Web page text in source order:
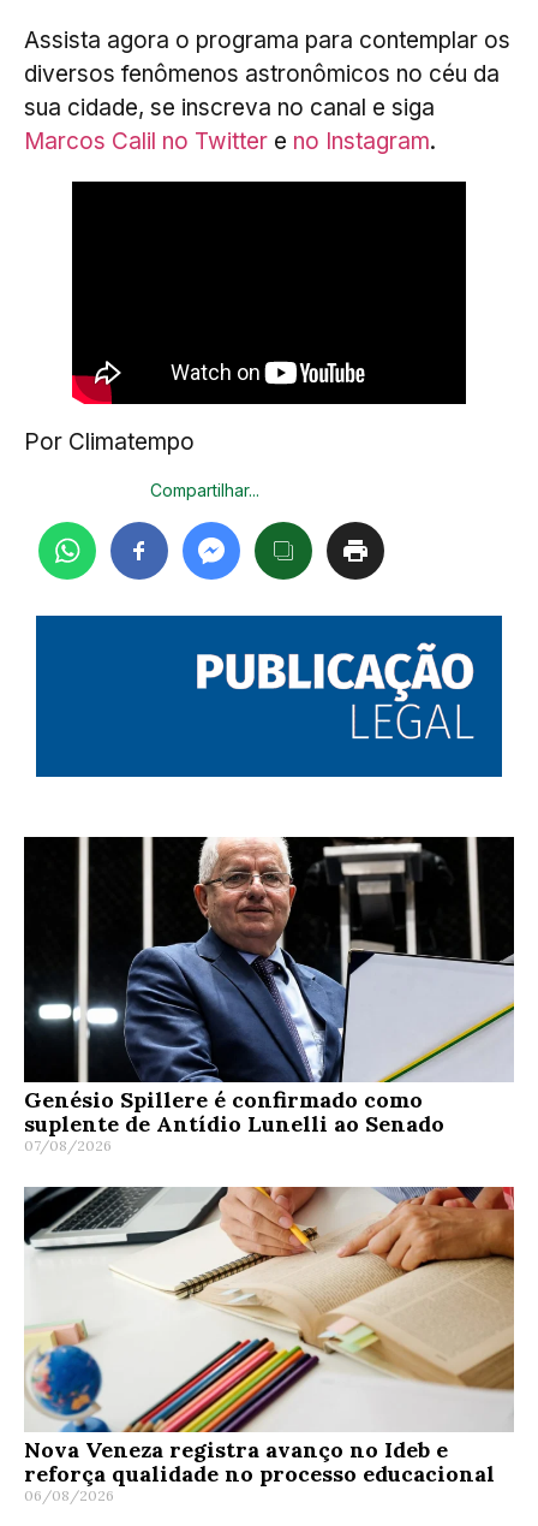
Assista agora o programa para contemplar os
diversos fenômenos astronômicos no céu da
sua cidade, se inscreva no canal e siga
Marcos Calil no Twitter e no Instagram.
Por Climatempo
Compartilhar...
Genésio Spillere é confirmado como
suplente de Antídio Lunelli ao Senado
07/08/2026
Nova Veneza registra avanço no Ideb e
reforça qualidade no processo educacional
06/08/2026